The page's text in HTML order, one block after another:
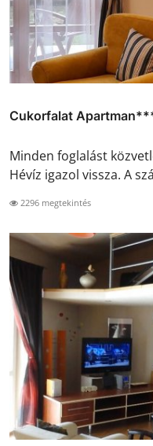
Cukorfalat
Minden foglalást
Hévíz igazol vissza. A
2296 megtekintés